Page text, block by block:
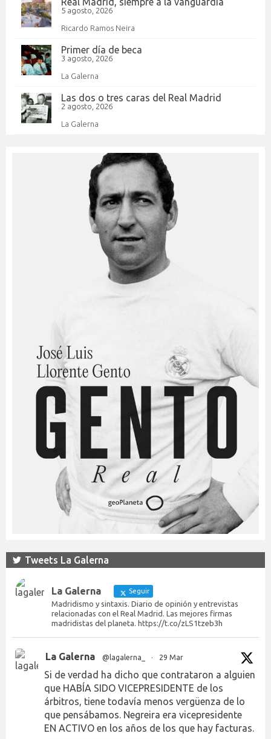
5 agosto, 2026
Ricardo Ramos Neira
Primer día de beca
3 agosto, 2026
La Galerna
Las dos o tres caras del Real Madrid
2 agosto, 2026
La Galerna
Tweets La Galerna
La Galerna Seguir
Madridismo y sintaxis. Diario de opinión y entrevistas
relacionadas con el Real Madrid. Las mejores firmas
madridistas del planeta. https://t.co/zLS1tzeb3h
La Galerna @lagalerna_ · 29 Mar
Si de verdad ha dicho que contrataron a alguien
que HABÍA SIDO VICEPRESIDENTE de los
árbitros, tiene todavía menos vergüenza de lo
que pensábamos. Negreira era vicepresidente
EN ACTIVO en los años de los que hay facturas.